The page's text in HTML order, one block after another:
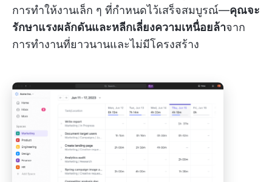
การทำให้งานเล็ก ๆ ที่กำหนดไว้เสร็จสมบูรณ์—คุณจะ
รักษาแรงผลักดันและหลีกเลี่ยงความเหนื่อยล้าจาก
การทำงานที่ยาวนานและไม่มีโครงสร้าง